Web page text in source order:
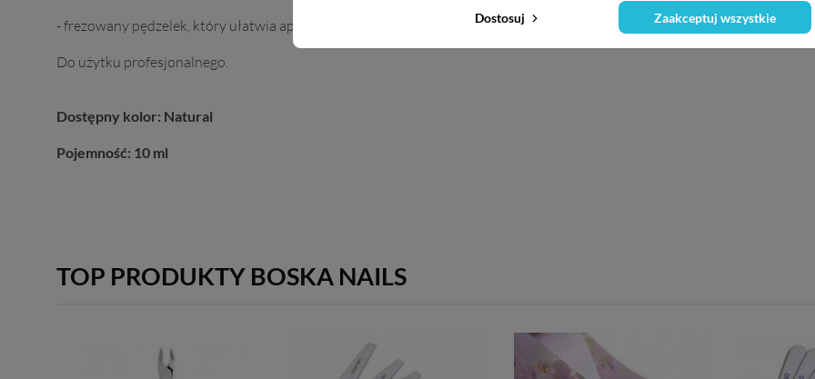
Dostosuj Zaakceptuj wszystkie
- frezowany pędzelek, który ułatwia aplikację produktu bez zalewania skórek
Do użytku profesjonalnego.
Dostępny kolor: Natural
Pojemność: 10 ml
TOP PRODUKTY BOSKA NAILS